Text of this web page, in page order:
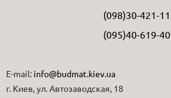
(098)30-421-11
(095)40-619-40
E-mail: info@budmat.kiev.ua
г. Киев, ул. Автозаводская, 18